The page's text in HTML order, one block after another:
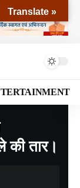
की तार।
Translate »